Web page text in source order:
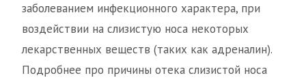
заболеванием инфекционного характера, при
воздействии на слизистую носа некоторых
лекарственных веществ (таких как адреналин).
Подробнее про причины отека слизистой носа